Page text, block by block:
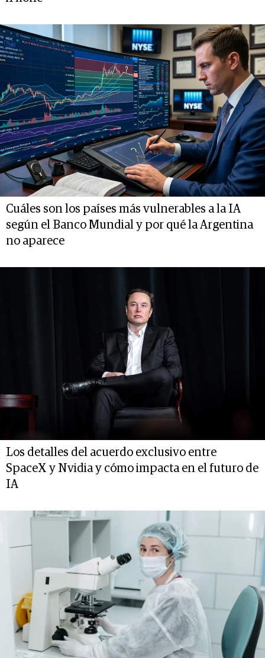
Cuáles son los países más vulnerables a la IA
según el Banco Mundial y por qué la Argentina
no aparece
Los detalles del acuerdo exclusivo entre
SpaceX y Nvidia y cómo impacta en el futuro de
IA